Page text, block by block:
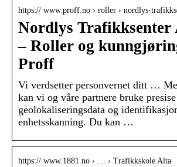
https:// www.proff.no › roller › nordlys-
Nordlys Trafikksenter
– Roller og
Proff
Vi verdsetter personvernet ditt …
kan vi og våre partnere bruke presise
geolokaliseringsdata og
enhetsskanning. Du kan …
https:// www.1881.no › … › Trafikkskole Alta